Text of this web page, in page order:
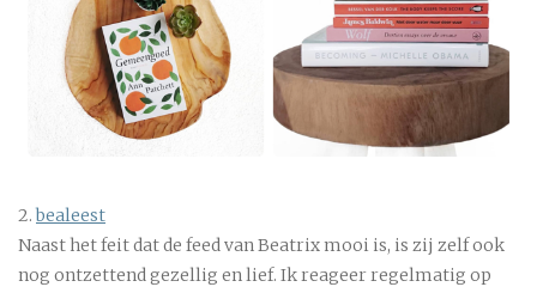
2. bealeest
Naast het feit dat de feed van Beatrix mooi is, is zij zelf ook
nog ontzettend gezellig en lief. Ik reageer regelmatig op